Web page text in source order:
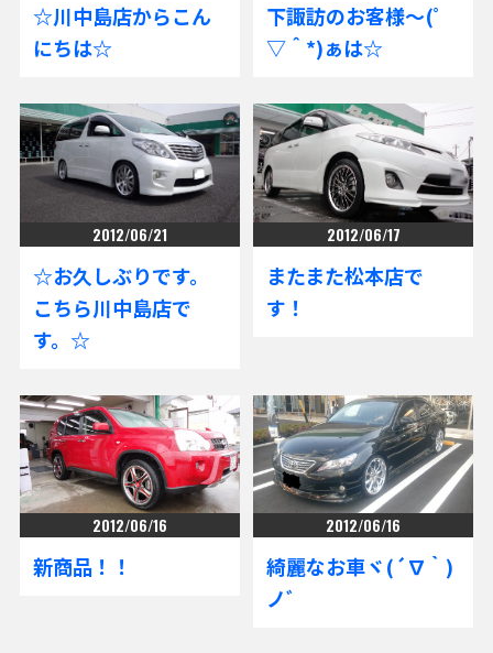
☆川中島店からこん
にちは☆
下諏訪のお客様～(ﾟ
▽＾*)ぁは☆
2012/06/21
☆お久しぶりです。
こちら川中島店で
す。☆
2012/06/17
またまた松本店で
す！
2012/06/16
新商品！！
2012/06/16
綺麗なお車ヾ(´∇｀)
ノﾞ